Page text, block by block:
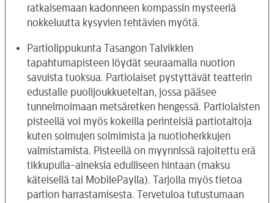
ratkaisemaan kadonneen kompassin mysteeriä
nokkeluutta kysyvien tehtävien myötä.
Partiolippukunta Tasangon Talvikkien
tapahtumapisteen löydät seuraamalla nuotion
savuista tuoksua. Partiolaiset pystyttävät teatterin
edustalle puolijoukkueteltan, jossa pääsee
tunnelmoimaan metsäretken hengessä. Partiolaisten
pisteellä voi myös kokeilla perinteisiä partiotaitoja
kuten solmujen solmimista ja nuotioherkkujen
valmistamista. Pisteellä on myynnissä rajoitettu erä
tikkupulla-aineksia edulliseen hintaan (maksu
käteisellä tai MobilePaylla). Tarjolla myös tietoa
partion harrastamisesta. Tervetuloa tutustumaan